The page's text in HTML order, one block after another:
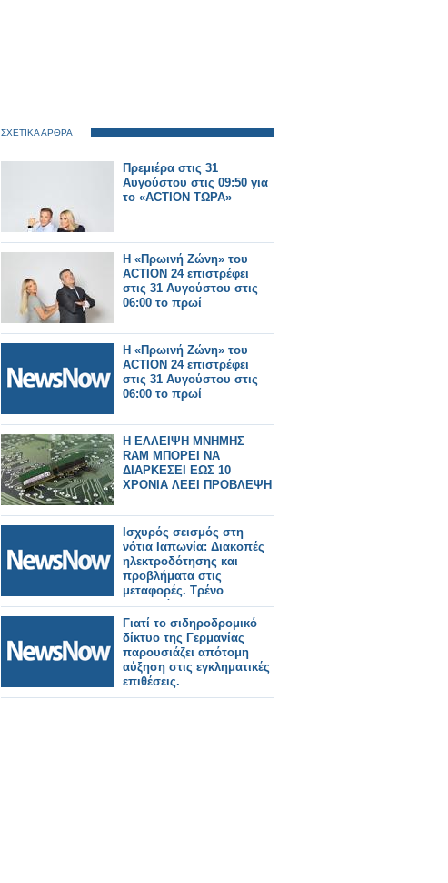
ΣΧΕΤΙΚΑ ΑΡΘΡΑ
Πρεμιέρα στις 31
Αυγούστου στις 09:50 για
το «ACTION ΤΩΡΑ»
Η «Πρωινή Ζώνη» του
ACTION 24 επιστρέφει
στις 31 Αυγούστου στις
06:00 το πρωί
Η «Πρωινή Ζώνη» του
ACTION 24 επιστρέφει
στις 31 Αυγούστου στις
06:00 το πρωί
Η ΕΛΛΕΙΨΗ ΜΝΗΜΗΣ
RAM ΜΠΟΡΕΙ ΝΑ
ΔΙΑΡΚΕΣΕΙ ΕΩΣ 10
ΧΡΟΝΙΑ ΛΕΕΙ ΠΡΟΒΛΕΨΗ
Ισχυρός σεισμός στη
νότια Ιαπωνία: Διακοπές
ηλεκτροδότησης και
προβλήματα στις
μεταφορές. Τρένο
εκτροχιάστηκε.
Γιατί το σιδηροδρομικό
δίκτυο της Γερμανίας
παρουσιάζει απότομη
αύξηση στις εγκληματικές
επιθέσεις.